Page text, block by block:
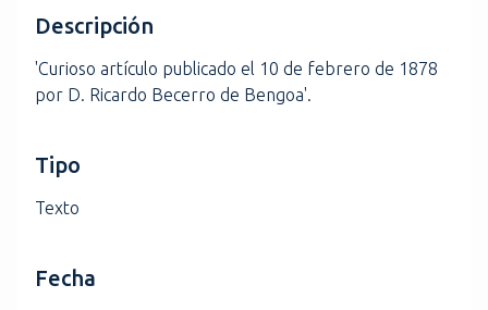
Descripción
'Curioso artículo publicado el 10 de febrero de 1878
por D. Ricardo Becerro de Bengoa'.
Tipo
Texto
Fecha